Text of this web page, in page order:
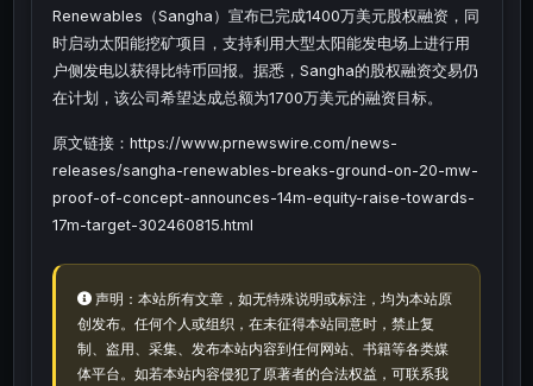
Renewables（Sangha）宣布已完成1400万美元股权融资，同
时启动太阳能挖矿项目，支持利用大型太阳能发电场上进行用
户侧发电以获得比特币回报。据悉，Sangha的股权融资交易仍
在计划，该公司希望达成总额为1700万美元的融资目标。
原文链接：https://www.prnewswire.com/news-
releases/sangha-renewables-breaks-ground-on-20-mw-
proof-of-concept-announces-14m-equity-raise-towards-
17m-target-302460815.html
声明：本站所有文章，如无特殊说明或标注，均为本站原
创发布。任何个人或组织，在未征得本站同意时，禁止复
制、盗用、采集、发布本站内容到任何网站、书籍等各类媒
体平台。如若本站内容侵犯了原著者的合法权益，可联系我